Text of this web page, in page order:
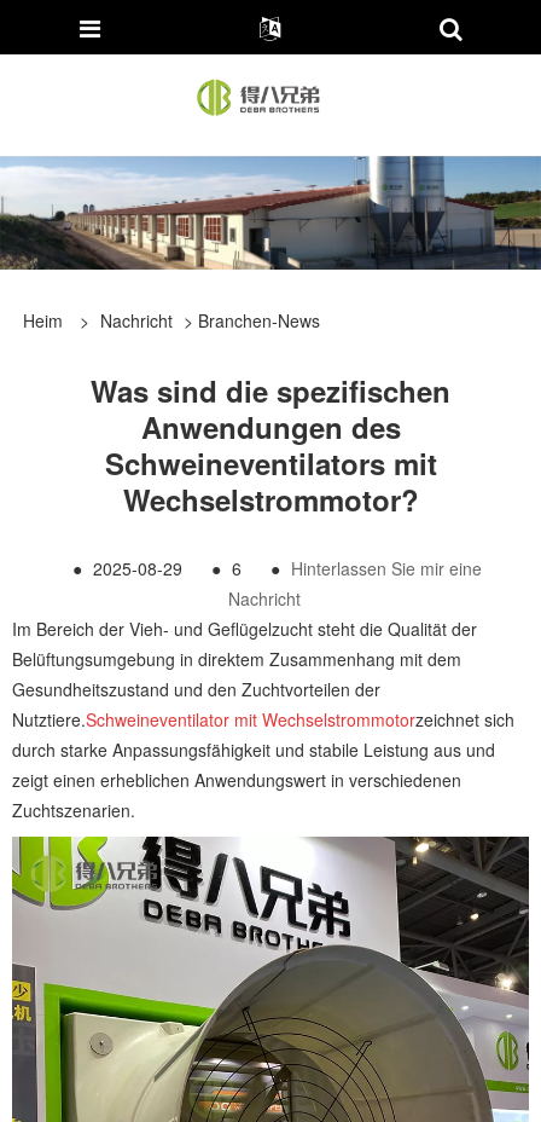
Heim > Nachricht > Branchen-News
Was sind die spezifischen
Anwendungen des
Schweineventilators mit
Wechselstrommotor?
● 2025-08-29 ● 6 ● Hinterlassen Sie mir eine
Nachricht
Im Bereich der Vieh- und Geflügelzucht steht die Qualität der
Belüftungsumgebung in direktem Zusammenhang mit dem
Gesundheitszustand und den Zuchtvorteilen der
Nutztiere.Schweineventilator mit Wechselstrommotorzeichnet sich
durch starke Anpassungsfähigkeit und stabile Leistung aus und
zeigt einen erheblichen Anwendungswert in verschiedenen
Zuchtszenarien.